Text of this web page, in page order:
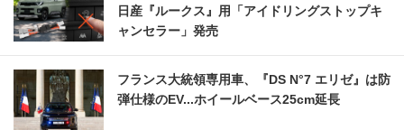
日産『ルークス』用「アイドリングストップキ
ャンセラー」発売
フランス大統領専用車、『DS N°7 エリゼ』は防
弾仕様のEV...ホイールベース25cm延長